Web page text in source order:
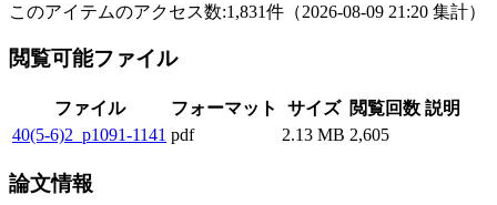
このアイテムのアクセス数:1,831件 （2026-08-09 21:20 集計）
閲覧可能ファイル
ファイル フォーマット サイズ 閲覧回数 説明
40(5-6)2_p1091-1141 pdf 2.13 MB 2,605
論文情報